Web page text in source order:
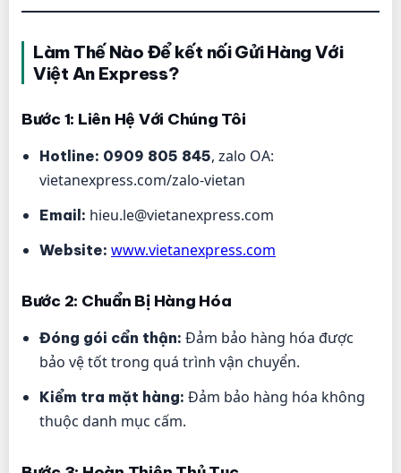
Làm Thế Nào Để kết nối Gửi Hàng Với
Việt An Express?
Bước 1: Liên Hệ Với Chúng Tôi
Hotline: 0909 805 845, zalo OA:
vietanexpress.com/zalo-vietan
Email: hieu.le@vietanexpress.com
Website: www.vietanexpress.com
Bước 2: Chuẩn Bị Hàng Hóa
Đóng gói cẩn thận: Đảm bảo hàng hóa được
bảo vệ tốt trong quá trình vận chuyển.
Kiểm tra mặt hàng: Đảm bảo hàng hóa không
thuộc danh mục cấm.